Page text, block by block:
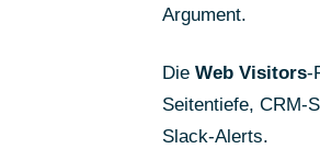
Argument.
Die Web Visitors-
Seitentiefe, CRM-
Slack-Alerts.